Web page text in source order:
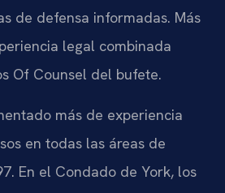
de defensa informadas. Más
legal combinada
Of Counsel del bufete.
más de experiencia
en todas las áreas de
En el Condado de York, los